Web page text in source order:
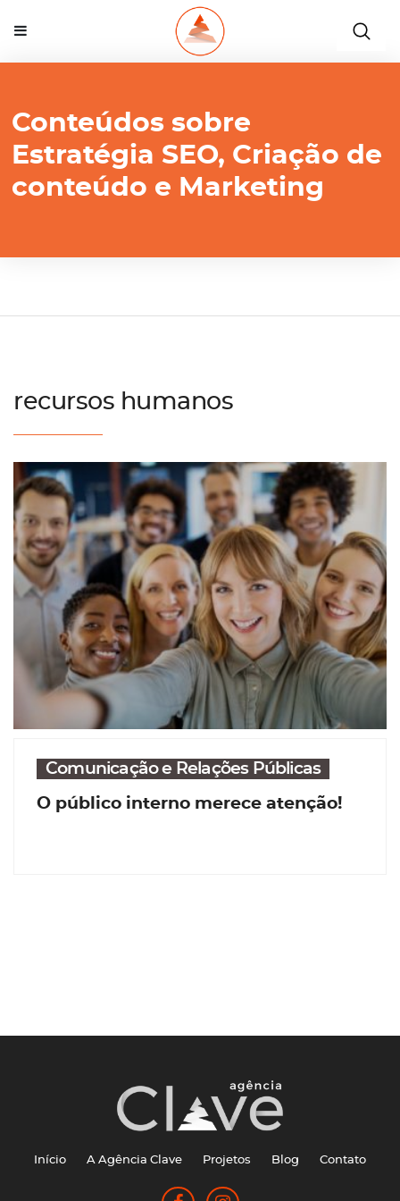
Conteúdos sobre
Estratégia SEO, Criação de
conteúdo e Marketing
recursos humanos
Comunicação e Relações Públicas
O público interno merece atenção!
Início A Agência Clave Projetos Blog Contato